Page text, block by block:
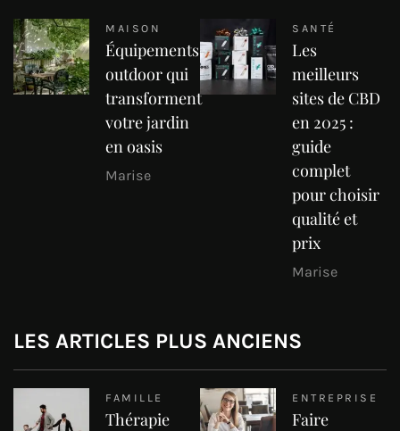
MAISON
Équipements
outdoor qui
transforment
votre jardin
en oasis
Marise
SANTÉ
Les
meilleurs
sites de CBD
en 2025 :
guide
complet
pour choisir
qualité et
prix
Marise
LES ARTICLES PLUS ANCIENS
FAMILLE
Thérapie
ENTREPRISE
Faire